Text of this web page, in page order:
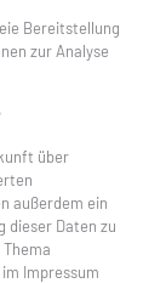
Bereitstellung
zur Analyse
über
außerdem ein
dieser Daten zu
Impressum